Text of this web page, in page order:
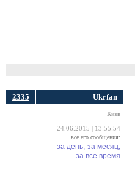
2335 Ukrfan
Киев
24.06.2015 | 13:55:54
все его сообщения:
за день, за месяц,
за все время